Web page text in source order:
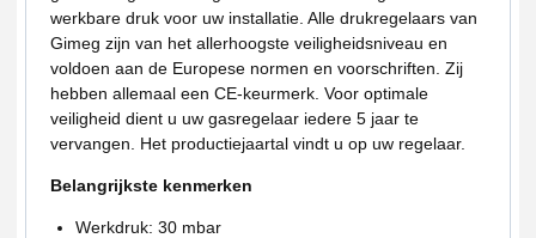
werkbare druk voor uw installatie. Alle drukregelaars van
Gimeg zijn van het allerhoogste veiligheidsniveau en
voldoen aan de Europese normen en voorschriften. Zij
hebben allemaal een CE-keurmerk. Voor optimale
veiligheid dient u uw gasregelaar iedere 5 jaar te
vervangen. Het productiejaartal vindt u op uw regelaar.
Belangrijkste kenmerken
Werkdruk: 30 mbar